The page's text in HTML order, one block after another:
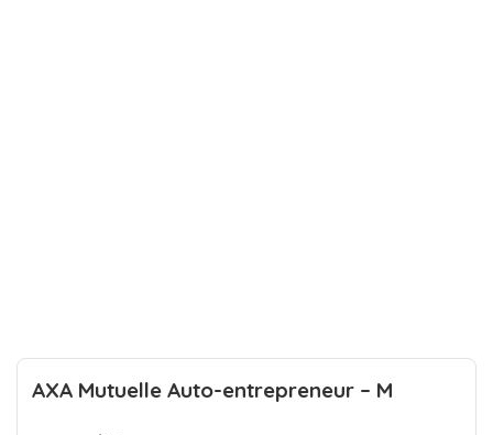
AXA Mutuelle Auto-entrepreneur – M